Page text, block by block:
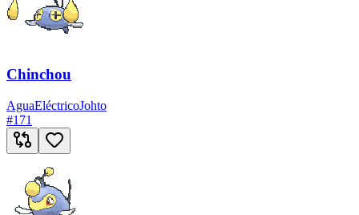
Chinchou
AguaEléctricoJohto
#171